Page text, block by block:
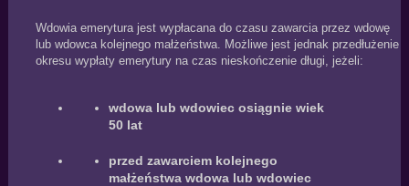
Wdowia emerytura jest wypłacana do czasu zawarcia przez wdowę
lub wdowca kolejnego małżeństwa. Możliwe jest jednak przedłużenie
okresu wypłaty emerytury na czas nieskończenie długi, jeżeli:
wdowa lub wdowiec osiągnie wiek
50 lat
przed zawarciem kolejnego
małżeństwa wdowa lub wdowiec